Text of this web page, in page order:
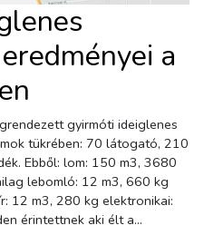
a
gyirmóti ideiglenes
tükrében: 70 látogató, 210
m3, 3680
lebomló: 12 m3, 660 kg
12 m3, 280 kg elektronikai: